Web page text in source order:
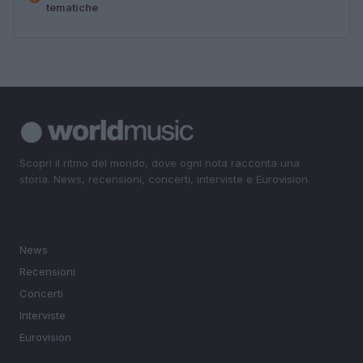
tematiche
Scopri il ritmo del mondo, dove ogni nota racconta una
storia. News, recensioni, concerti, interviste e Eurovision.
News
Recensioni
Concerti
Interviste
Eurovision